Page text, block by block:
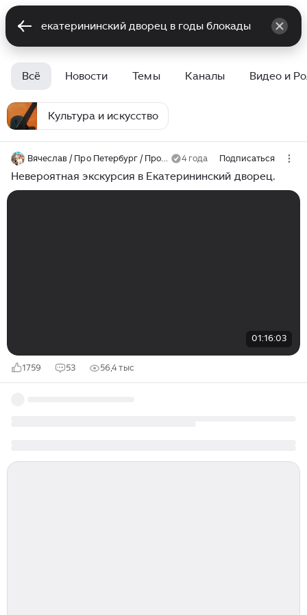
Всё Новости Темы Каналы Видео и
Культура и искусство
Вячеслав / Про Петербург / Прогулки 4 года Подписаться
Невероятная экскурсия в Екатерининский дворец.
01:16:03
1759 53 56,4 тыс